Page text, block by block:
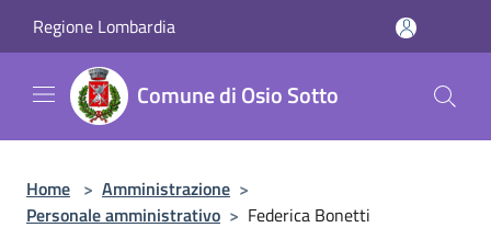
Regione Lombardia
Comune di Osio Sotto
Home > Amministrazione >
Personale amministrativo > Federica Bonetti